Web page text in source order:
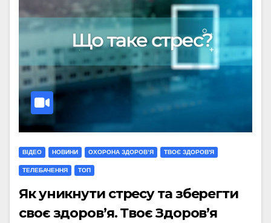
ВІДЕО НОВИНИ ОХОРОНА ЗДОРОВ’Я ТВОЄ ЗДОРОВ'Я
ТЕЛЕБАЧЕННЯ ТОП
Як уникнути стресу та зберегти
своє здоров’я. Твоє Здоров’я